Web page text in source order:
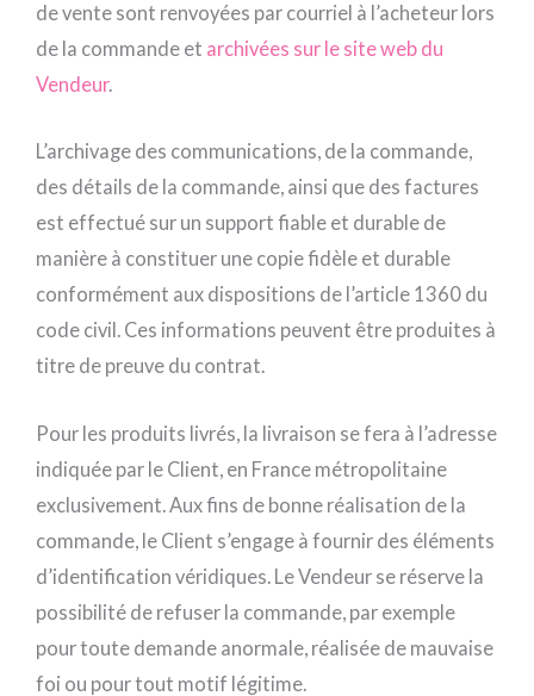
de vente sont renvoyées par courriel à l’acheteur lors
de la commande et archivées sur le site web du
Vendeur.
L’archivage des communications, de la commande,
des détails de la commande, ainsi que des factures
est effectué sur un support fiable et durable de
manière à constituer une copie fidèle et durable
conformément aux dispositions de l’article 1360 du
code civil. Ces informations peuvent être produites à
titre de preuve du contrat.
Pour les produits livrés, la livraison se fera à l’adresse
indiquée par le Client, en France métropolitaine
exclusivement. Aux fins de bonne réalisation de la
commande, le Client s’engage à fournir des éléments
d’identification véridiques. Le Vendeur se réserve la
possibilité de refuser la commande, par exemple
pour toute demande anormale, réalisée de mauvaise
foi ou pour tout motif légitime.